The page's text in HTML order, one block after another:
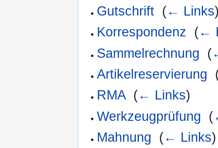
Gutschrift (← Links
Korrespondenz (←
Sammelrechnung (
Artikelreservierung
RMA‎ (← Links)
Werkzeugprüfung (
Mahnung (← Links)